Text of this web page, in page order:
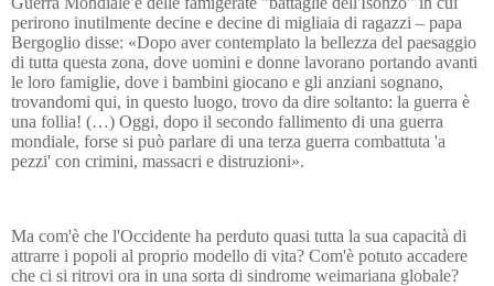
perirono inutilmente decine e decine di migliaia di ragazzi – papa
Bergoglio disse: «Dopo aver contemplato la bellezza del paesaggio
di tutta questa zona, dove uomini e donne lavorano portando avanti
le loro famiglie, dove i bambini giocano e gli anziani sognano,
trovandomi qui, in questo luogo, trovo da dire soltanto: la guerra è
una follia! (…) Oggi, dopo il secondo fallimento di una guerra
mondiale, forse si può parlare di una terza guerra combattuta 'a
pezzi' con crimini, massacri e distruzioni».
Ma com'è che l'Occidente ha perduto quasi tutta la sua capacità di
attrarre i popoli al proprio modello di vita? Com'è potuto accadere
che ci si ritrovi ora in una sorta di sindrome weimariana globale?